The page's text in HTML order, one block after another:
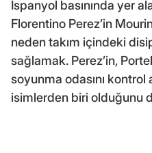
İspanyol basınında yer
Florentino Perez’in
neden takım içindeki
sağlamak. Perez’in,
soyunma odasını
isimlerden biri olduğunu